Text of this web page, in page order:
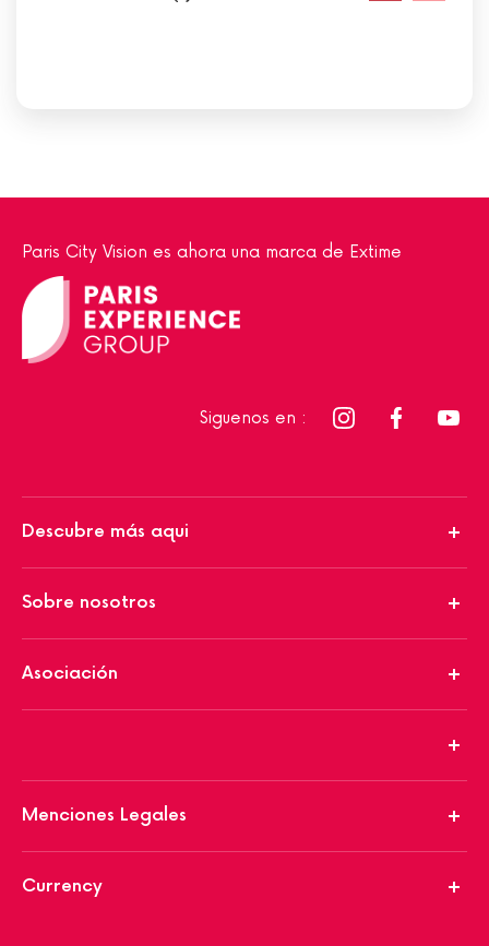
Paris City Vision es ahora una marca de Extime
Siguenos en :
Descubre más aqui
Sobre nosotros
Asociación
Menciones Legales
Currency